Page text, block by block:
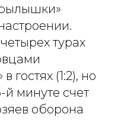
турах
гостях (1:2), но
минуте счет
оборона